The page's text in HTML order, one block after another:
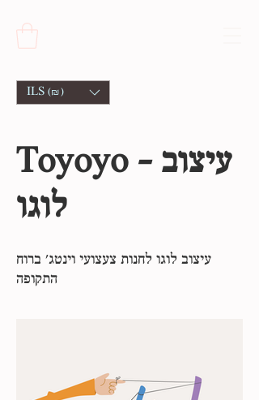
ILS (₪)
Toyoyo - עיצוב
לוגו
עיצוב לוגו לחנות צעצועי וינטג׳ ברוח
התקופה